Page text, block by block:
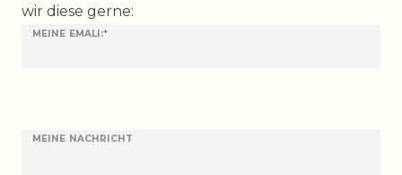
wir diese gerne:
MEINE EMALI:*
MEINE NACHRICHT